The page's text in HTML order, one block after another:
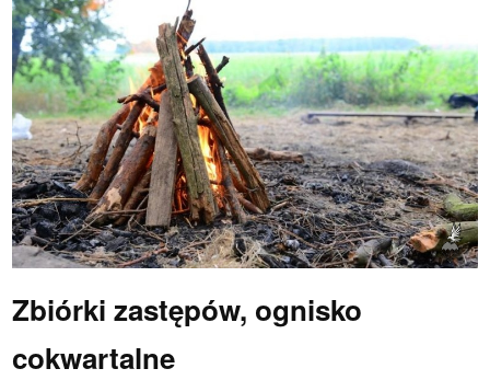
Zbiórki zastępów, ognisko
cokwartalne